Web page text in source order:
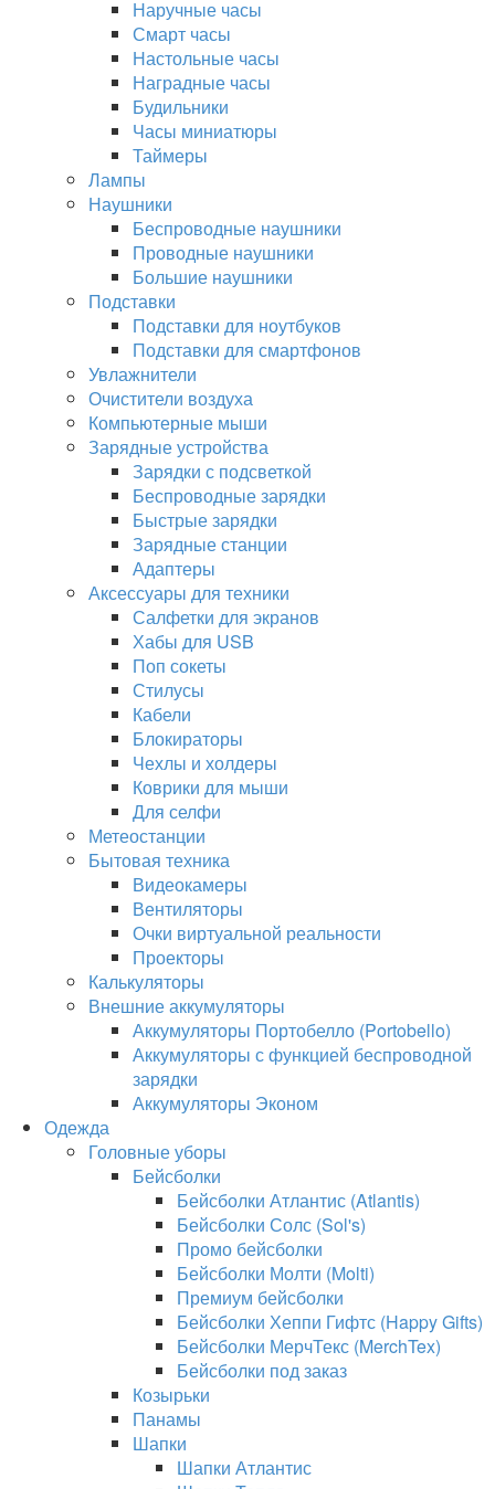
Наручные часы
Смарт часы
Настольные часы
Наградные часы
Будильники
Часы миниатюры
Таймеры
Лампы
Наушники
Беспроводные наушники
Проводные наушники
Большие наушники
Подставки
Подставки для ноутбуков
Подставки для смартфонов
Увлажнители
Очистители воздуха
Компьютерные мыши
Зарядные устройства
Зарядки с подсветкой
Беспроводные зарядки
Быстрые зарядки
Зарядные станции
Адаптеры
Аксессуары для техники
Салфетки для экранов
Хабы для USB
Поп сокеты
Стилусы
Кабели
Блокираторы
Чехлы и холдеры
Коврики для мыши
Для селфи
Метеостанции
Бытовая техника
Видеокамеры
Вентиляторы
Очки виртуальной реальности
Проекторы
Калькуляторы
Внешние аккумуляторы
Аккумуляторы Портобелло (Portobello)
Аккумуляторы с функцией беспроводной
зарядки
Аккумуляторы Эконом
Одежда
Головные уборы
Бейсболки
Бейсболки Атлантис (Atlantis)
Бейсболки Солс (Sol's)
Промо бейсболки
Бейсболки Молти (Molti)
Премиум бейсболки
Бейсболки Хеппи Гифтс (Happy Gifts)
Бейсболки МерчТекс (MerchTex)
Бейсболки под заказ
Козырьки
Панамы
Шапки
Шапки Атлантис